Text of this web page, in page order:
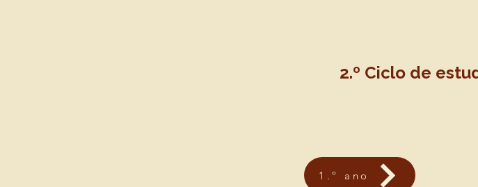
2.º Ciclo de
1.º ano